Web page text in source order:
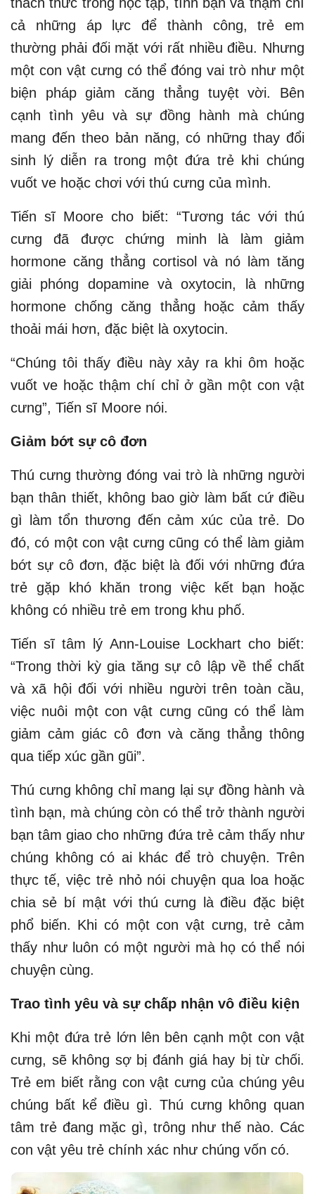
cả những áp lực để thành công, trẻ em
thường phải đối mặt với rất nhiều điều. Nhưng
một con vật cưng có thể đóng vai trò như một
biện pháp giảm căng thẳng tuyệt vời. Bên
cạnh tình yêu và sự đồng hành mà chúng
mang đến theo bản năng, có những thay đổi
sinh lý diễn ra trong một đứa trẻ khi chúng
vuốt ve hoặc chơi với thú cưng của mình.
Tiến sĩ Moore cho biết: “Tương tác với thú
cưng đã được chứng minh là làm giảm
hormone căng thẳng cortisol và nó làm tăng
giải phóng dopamine và oxytocin, là những
hormone chống căng thẳng hoặc cảm thấy
thoải mái hơn, đặc biệt là oxytocin.
“Chúng tôi thấy điều này xảy ra khi ôm hoặc
vuốt ve hoặc thậm chí chỉ ở gần một con vật
cưng”, Tiến sĩ Moore nói.
Giảm bớt sự cô đơn
Thú cưng thường đóng vai trò là những người
bạn thân thiết, không bao giờ làm bất cứ điều
gì làm tổn thương đến cảm xúc của trẻ. Do
đó, có một con vật cưng cũng có thể làm giảm
bớt sự cô đơn, đặc biệt là đối với những đứa
trẻ gặp khó khăn trong việc kết bạn hoặc
không có nhiều trẻ em trong khu phố.
Tiến sĩ tâm lý Ann-Louise Lockhart cho biết:
“Trong thời kỳ gia tăng sự cô lập về thể chất
và xã hội đối với nhiều người trên toàn cầu,
việc nuôi một con vật cưng cũng có thể làm
giảm cảm giác cô đơn và căng thẳng thông
qua tiếp xúc gần gũi”.
Thú cưng không chỉ mang lại sự đồng hành và
tình bạn, mà chúng còn có thể trở thành người
bạn tâm giao cho những đứa trẻ cảm thấy như
chúng không có ai khác để trò chuyện. Trên
thực tế, việc trẻ nhỏ nói chuyện qua loa hoặc
chia sẻ bí mật với thú cưng là điều đặc biệt
phổ biến. Khi có một con vật cưng, trẻ cảm
thấy như luôn có một người mà họ có thể nói
chuyện cùng.
Trao tình yêu và sự chấp nhận vô điều kiện
Khi một đứa trẻ lớn lên bên cạnh một con vật
cưng, sẽ không sợ bị đánh giá hay bị từ chối.
Trẻ em biết rằng con vật cưng của chúng yêu
chúng bất kể điều gì. Thú cưng không quan
tâm trẻ đang mặc gì, trông như thế nào. Các
con vật yêu trẻ chính xác như chúng vốn có.